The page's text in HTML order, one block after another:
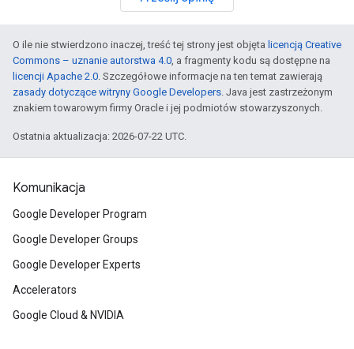
O ile nie stwierdzono inaczej, treść tej strony jest objęta licencją Creative
Commons – uznanie autorstwa 4.0, a fragmenty kodu są dostępne na
licencji Apache 2.0. Szczegółowe informacje na ten temat zawierają
zasady dotyczące witryny Google Developers. Java jest zastrzeżonym
znakiem towarowym firmy Oracle i jej podmiotów stowarzyszonych.
Ostatnia aktualizacja: 2026-07-22 UTC.
Komunikacja
Google Developer Program
Google Developer Groups
Google Developer Experts
Accelerators
Google Cloud & NVIDIA